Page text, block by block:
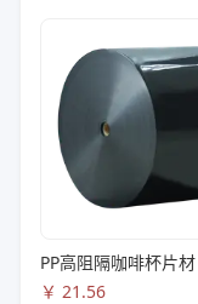
PP高阻隔咖啡杯片材
￥ 21.56